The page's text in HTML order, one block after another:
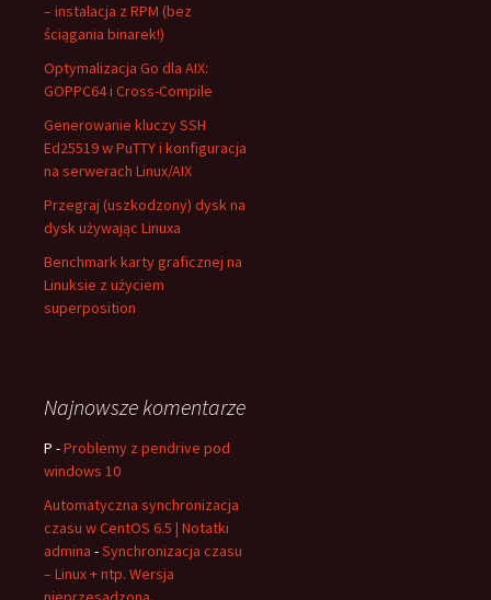
– instalacja z RPM (bez
ściągania binarek!)
Optymalizacja Go dla AIX:
GOPPC64 i Cross-Compile
Generowanie kluczy SSH
Ed25519 w PuTTY i konfiguracja
na serwerach Linux/AIX
Przegraj (uszkodzony) dysk na
dysk używając Linuxa
Benchmark karty graficznej na
Linuksie z użyciem
superposition
Najnowsze komentarze
P -Problemy z pendrive pod
windows 10
Automatyczna synchronizacja
czasu w CentOS 6.5 | Notatki
admina -Synchronizacja czasu
– Linux + ntp. Wersja